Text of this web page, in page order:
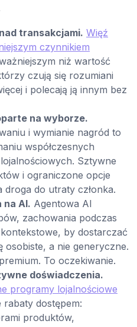
transakcjami. Więź
czynnikiem
niż wartość
czują się rozumiani
i polecają ją innym bez
na wyborze.
i wymianie nagród to
współczesnych
Sztywne
i ograniczone opcje
do utraty członka.
na AI. Agentowa AI
zachowania podczas
by dostarczać
osobiste, a nie generyczne.
To oczekiwanie.
doświadczenia.
programy lojalnościowe
dostępem:
produktów,